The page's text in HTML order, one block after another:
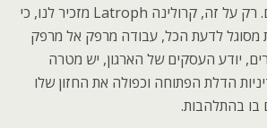
בתוכניות ניהול שלהם. רק על זה, קרולינה Latroph מזכיר לנו, כי
מסוגל לדעת הכל, עבודה מרפק אל מרפק
יודע העסקים של הארגון, יש מטרה
הדלת הפתוחה וכפולה את החזון שלו
בו בהתלהבות.